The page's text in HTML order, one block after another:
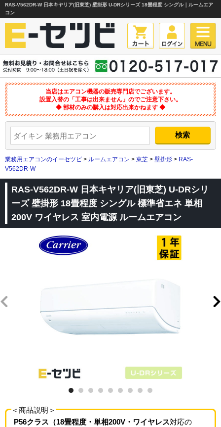
RAS-V562DR-W 日本キヤリア(旧東芝) 壁掛形 U-DRシリーズ 18畳程度 シングル｜ルームエア
コン
当店はエアコン機器の販売専門店でございます。
設置入替の「工事は出来ません」のでご注意下さい。
◆ 部材のみの購入は対応出来かねます ◆
業務用エアコンのイーセツビ > ルームエアコン > 東芝 > 壁掛形 > RAS-
V562DR-W
RAS-V562DR-W 日本キヤリア(旧東芝) U-DRシリ
ーズ 壁掛形 18畳程度 シングル 標準省エネ 単相
200V ワイヤレス 室内電源 ルームエアコン
＜商品説明＞
P56クラス（18畳程度・単相200V・ワイヤレス対応の